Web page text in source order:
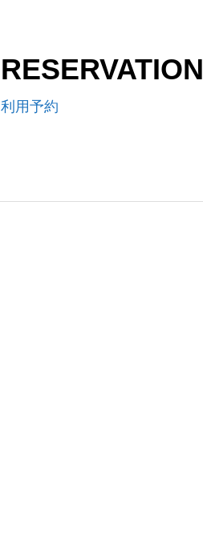
RESERVATION
利用予約